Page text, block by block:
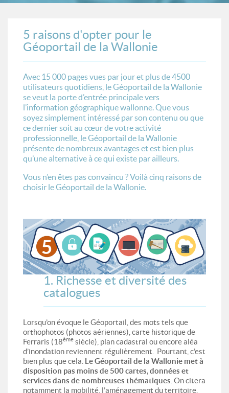
5 raisons d'opter pour le
Géoportail de la Wallonie
Avec 15 000 pages vues par jour et plus de 4500
utilisateurs quotidiens, le Géoportail de la Wallonie
se veut la porte d’entrée principale vers
l’information géographique wallonne. Que vous
soyez simplement intéressé par son contenu ou que
ce dernier soit au cœur de votre activité
professionnelle, le Géoportail de la Wallonie
présente de nombreux avantages et est bien plus
qu’une alternative à ce qui existe par ailleurs.
Vous n’en êtes pas convaincu ? Voilà cinq raisons de
choisir le Géoportail de la Wallonie.
1. Richesse et diversité des
catalogues
Lorsqu’on évoque le Géoportail, des mots tels que
orthophotos (photos aériennes), carte historique de
Ferraris (18ème siècle), plan cadastral ou encore aléa
d’inondation reviennent régulièrement. Pourtant, c’est
bien plus que cela. Le Géoportail de la Wallonie met à
disposition pas moins de 500 cartes, données et
services dans de nombreuses thématiques . On citera
notamment la mobilité, l’aménagement du territoire,